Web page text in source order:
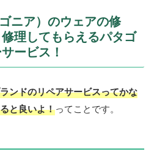
ニア）のウェアの修
理してもらえるパタゴ
ービス！
ンドのリペアサービスってかな
と良いよ！ってことです。